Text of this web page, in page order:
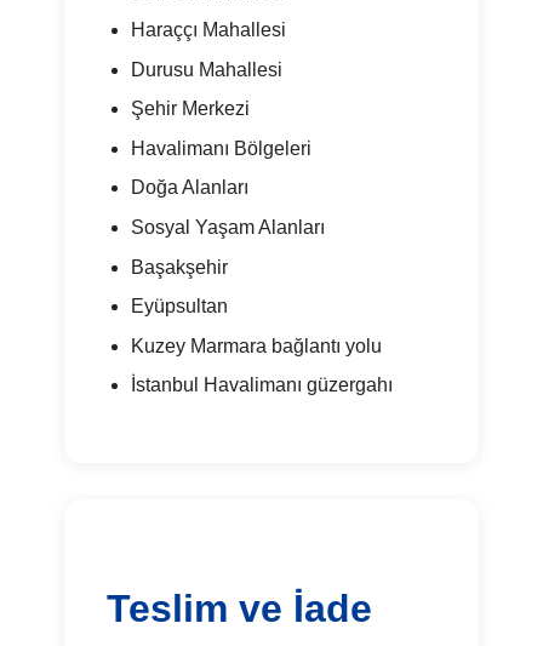
Haraççı Mahallesi
Durusu Mahallesi
Şehir Merkezi
Havalimanı Bölgeleri
Doğa Alanları
Sosyal Yaşam Alanları
Başakşehir
Eyüpsultan
Kuzey Marmara bağlantı yolu
İstanbul Havalimanı güzergahı
Teslim ve İade